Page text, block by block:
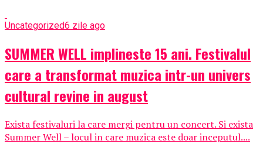
Uncategorized6 zile ago
SUMMER WELL implineste 15 ani. Festivalul
care a transformat muzica intr-un univers
cultural revine in august
Exista festivaluri la care mergi pentru un concert. Si exista
Summer Well – locul in care muzica este doar inceputul....